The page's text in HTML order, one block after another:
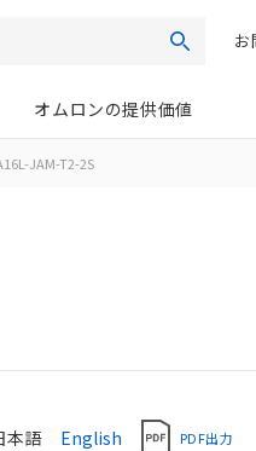
検索お
オムロンの提供価値
JAM-T2-2S
本語 English PDF出力